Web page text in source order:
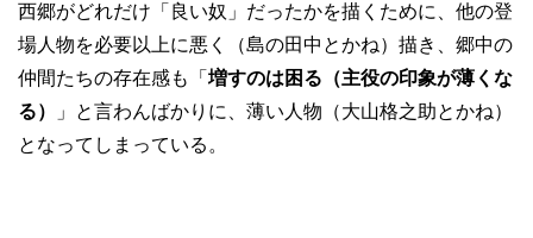
西郷がどれだけ「良い奴」だったかを描くために、他の登
場人物を必要以上に悪く（島の田中とかね）描き、郷中の
仲間たちの存在感も「 増すのは困る（主役の印象が薄くな
る）
」と言わんばかりに、薄い人物（大山格之助とかね）
となってしまっている。